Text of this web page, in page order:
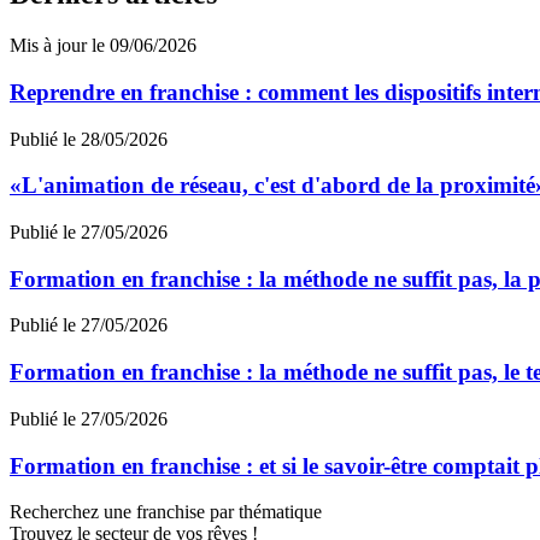
Mis à jour le 09/06/2026
Reprendre en franchise : comment les dispositifs
Publié le 28/05/2026
«L'animation de réseau, c'est d'abord de la
Publié le 27/05/2026
Formation en franchise : la méthode ne suffit pas, la
Publié le 27/05/2026
Formation en franchise : la méthode ne suffit pas, le
Publié le 27/05/2026
Formation en franchise : et si le savoir-être comptait
Recherchez une franchise par thématique
Trouvez le secteur de vos rêves !